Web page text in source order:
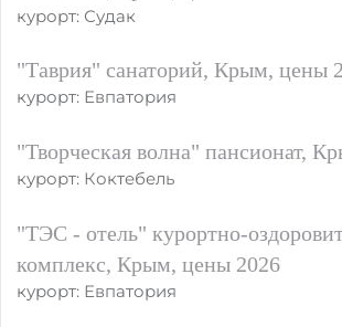
курорт: Судак
"Таврия" санаторий, Крым, цены
курорт: Евпатория
"Творческая волна" пансионат,
курорт: Коктебель
"ТЭС - отель" курортно-
комплекс, Крым, цены 2026
курорт: Евпатория